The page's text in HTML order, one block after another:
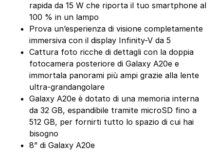
rapida da 15 W che riporta il tuo smartphone al
100 % in un lampo
Prova un’esperienza di visione completamente
immersiva con il display Infinity-V da 5
Cattura foto ricche di dettagli con la doppia
fotocamera posteriore di Galaxy A20e e
immortala panorami più ampi grazie alla lente
ultra-grandangolare
Galaxy A20e è dotato di una memoria interna
da 32 GB, espandibile tramite microSD fino a
512 GB, per fornirti tutto lo spazio di cui hai
bisogno
8” di Galaxy A20e